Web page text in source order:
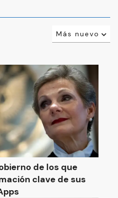
Más nuevo
de los que
clave de sus